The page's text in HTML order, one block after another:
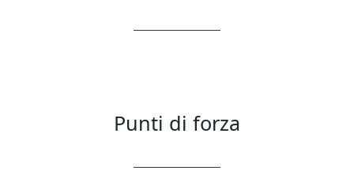
Punti di forza